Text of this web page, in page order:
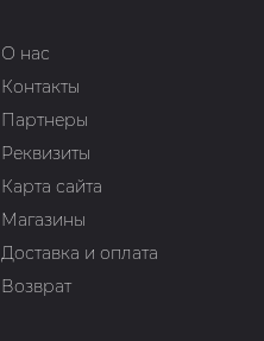
О нас
Контакты
Партнеры
Реквизиты
Карта сайта
Магазины
Доставка и оплата
Возврат